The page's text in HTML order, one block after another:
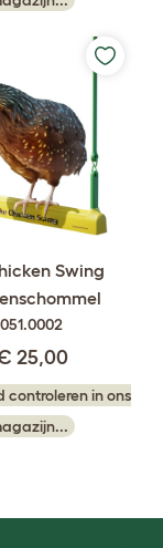
Swing
051.0002
25,00
controleren in ons